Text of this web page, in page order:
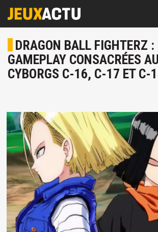
DRAGON BALL FIGHTERZ
GAMEPLAY CONSACRÉES
CYBORGS C-16, C-17 ET C-